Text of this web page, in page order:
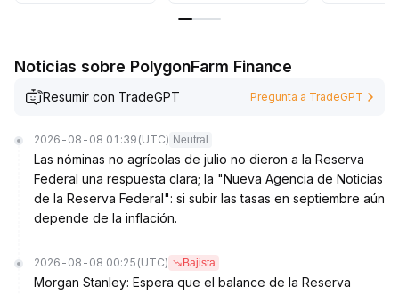
fragmentación de la liquidez.
Noticias sobre PolygonFarm Finance
Resumir con TradeGPT Pregunta a TradeGPT
2026-08-08 01:39 (UTC) Neutral
Las nóminas no agrícolas de julio no dieron a la Reserva
Federal una respuesta clara; la "Nueva Agencia de Noticias
de la Reserva Federal": si subir las tasas en septiembre aún
depende de la inflación.
2026-08-08 00:25 (UTC) Bajista
Morgan Stanley: Espera que el balance de la Reserva